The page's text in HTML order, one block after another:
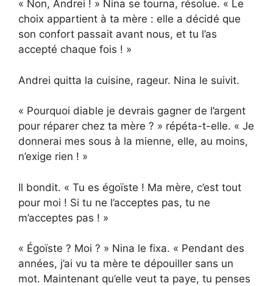
« Non, Andrei ! » Nina se tourna, résolue. « Le
choix appartient à ta mère : elle a décidé que
son confort passait avant nous, et tu l’as
accepté chaque fois ! »
Andrei quitta la cuisine, rageur. Nina le suivit.
« Pourquoi diable je devrais gagner de l’argent
pour réparer chez ta mère ? » répéta-t-elle. « Je
donnerai mes sous à la mienne, elle, au moins,
n’exige rien ! »
Il bondit. « Tu es égoïste ! Ma mère, c’est tout
pour moi ! Si tu ne l’acceptes pas, tu ne
m’acceptes pas ! »
« Égoïste ? Moi ? » Nina le fixa. « Pendant des
années, j’ai vu ta mère te dépouiller sans un
mot. Maintenant qu’elle veut ta paye, tu penses